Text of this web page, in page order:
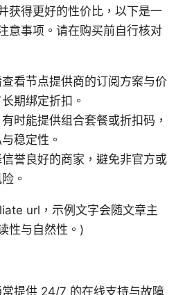
获得更好的性价比，以下是一
意事项。请在购买前自行核对
看节点提供商的订阅方案与价
期绑定折扣。
时能提供组合套餐或折扣码，
稳定性。
誉良好的商家，避免非官方或
。
url，示例文字会随文章主
性与自然性。)
提供 24/7 的在线支持与故障